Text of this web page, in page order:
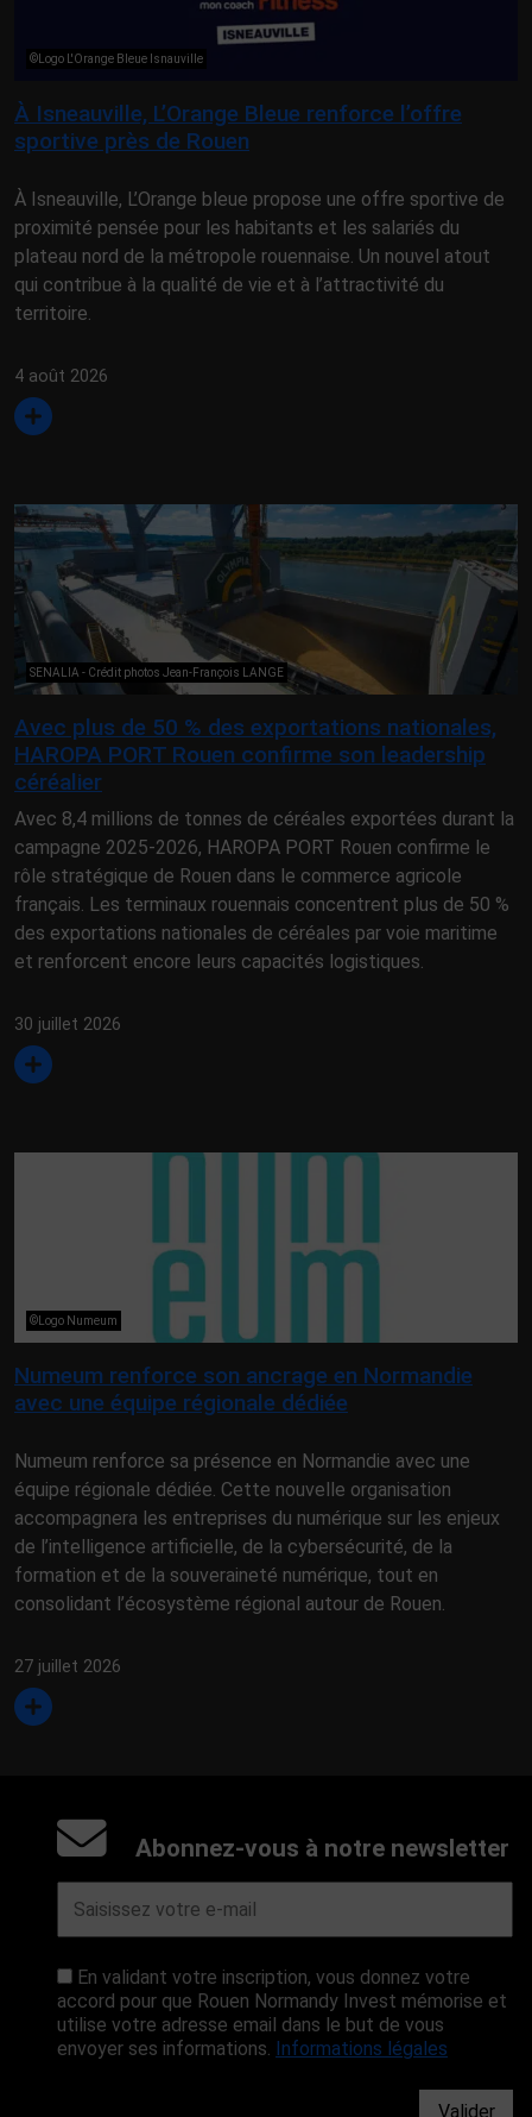
©Logo L'Orange Bleue Isnauville
À Isneauville, L’Orange Bleue renforce l’offre
sportive près de Rouen
À Isneauville, L’Orange bleue propose une offre sportive de
proximité pensée pour les habitants et les salariés du
plateau nord de la métropole rouennaise. Un nouvel atout
qui contribue à la qualité de vie et à l’attractivité du
territoire.
4 août 2026
SENALIA - Crédit photos Jean-François LANGE
Avec plus de 50 % des exportations nationales,
HAROPA PORT Rouen confirme son leadership
céréalier
Avec 8,4 millions de tonnes de céréales exportées durant la
campagne 2025-2026, HAROPA PORT Rouen confirme le
rôle stratégique de Rouen dans le commerce agricole
français. Les terminaux rouennais concentrent plus de 50 %
des exportations nationales de céréales par voie maritime
et renforcent encore leurs capacités logistiques.
30 juillet 2026
©Logo Numeum
Numeum renforce son ancrage en Normandie
avec une équipe régionale dédiée
Numeum renforce sa présence en Normandie avec une
équipe régionale dédiée. Cette nouvelle organisation
accompagnera les entreprises du numérique sur les enjeux
de l’intelligence artificielle, de la cybersécurité, de la
formation et de la souveraineté numérique, tout en
consolidant l’écosystème régional autour de Rouen.
27 juillet 2026
Abonnez-vous à notre newsletter
En validant votre inscription, vous donnez votre
accord pour que Rouen Normandy Invest mémorise et
utilise votre adresse email dans le but de vous
envoyer ses informations. Informations légales
Valider